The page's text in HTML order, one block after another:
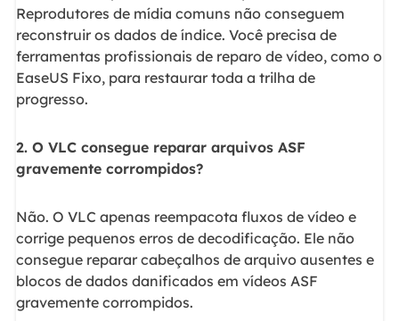
Reprodutores de mídia comuns não conseguem
reconstruir os dados de índice. Você precisa de
ferramentas profissionais de reparo de vídeo, como o
EaseUS Fixo, para restaurar toda a trilha de
progresso.
2. O VLC consegue reparar arquivos ASF
gravemente corrompidos?
Não. O VLC apenas reempacota fluxos de vídeo e
corrige pequenos erros de decodificação. Ele não
consegue reparar cabeçalhos de arquivo ausentes e
blocos de dados danificados em vídeos ASF
gravemente corrompidos.